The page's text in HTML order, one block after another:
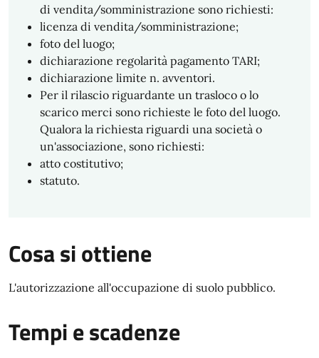
di vendita/somministrazione sono richiesti:
licenza di vendita/somministrazione;
foto del luogo;
dichiarazione regolarità pagamento TARI;
dichiarazione limite n. avventori.
Per il rilascio riguardante un trasloco o lo
scarico merci sono richieste le foto del luogo.
Qualora la richiesta riguardi una società o
un'associazione, sono richiesti:
atto costitutivo;
statuto.
Cosa si ottiene
L'autorizzazione all'occupazione di suolo pubblico.
Tempi e scadenze